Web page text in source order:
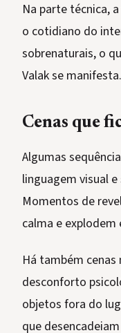
Na parte técnica,
o cotidiano do
sobrenaturais, o
Valak se manifesta.
Cenas que
Algumas
linguagem visual
Momentos de
calma e
Há também
desconforto
objetos fora do
que